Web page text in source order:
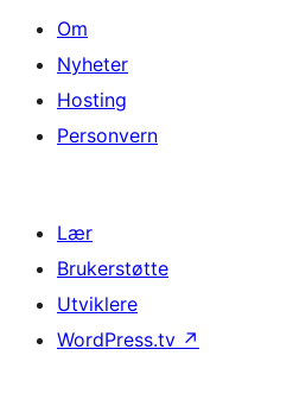
Om
Nyheter
Hosting
Personvern
Lær
Brukerstøtte
Utviklere
WordPress.tv ↗